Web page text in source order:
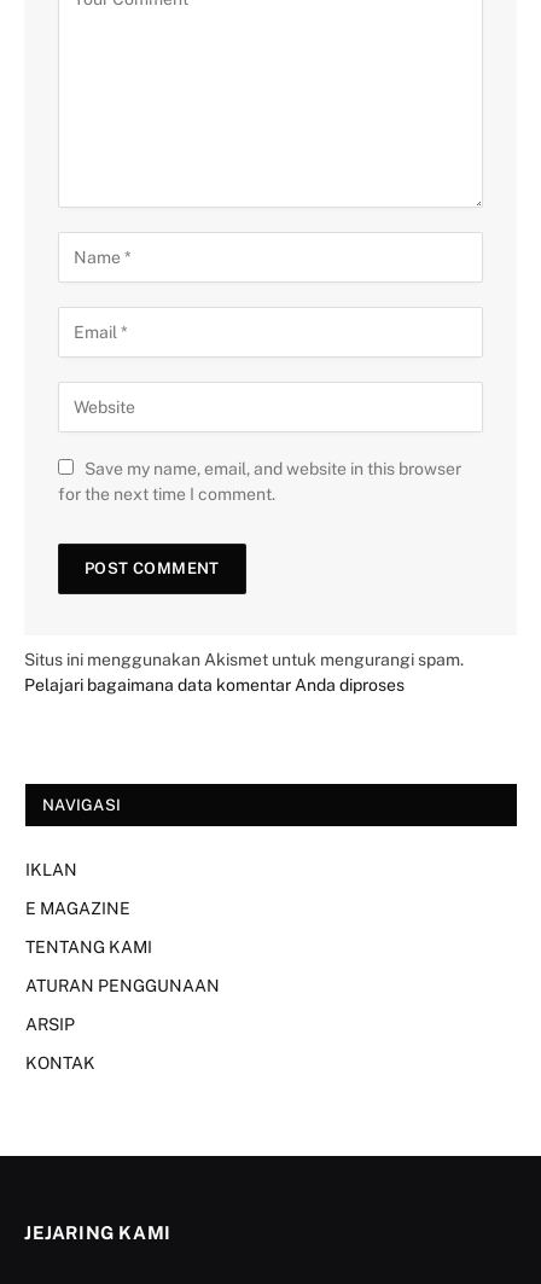
Save my name, email, and website in this browser
for the next time I comment.
Situs ini menggunakan Akismet untuk mengurangi spam.
Pelajari bagaimana data komentar Anda diproses
NAVIGASI
IKLAN
E MAGAZINE
TENTANG KAMI
ATURAN PENGGUNAAN
ARSIP
KONTAK
JEJARING KAMI